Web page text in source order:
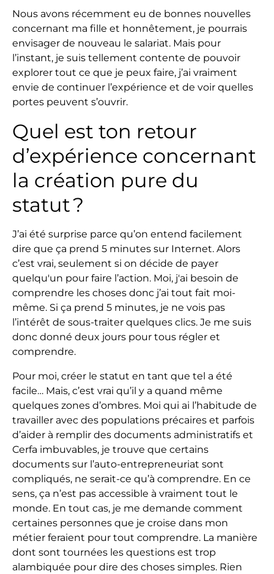
Nous avons récemment eu de bonnes nouvelles
concernant ma fille et honnêtement, je pourrais
envisager de nouveau le salariat. Mais pour
l’instant, je suis tellement contente de pouvoir
explorer tout ce que je peux faire, j’ai vraiment
envie de continuer l’expérience et de voir quelles
portes peuvent s’ouvrir.
Quel est ton retour
d’expérience concernant
la création pure du
statut ?
J’ai été surprise parce qu’on entend facilement
dire que ça prend 5 minutes sur Internet. Alors
c’est vrai, seulement si on décide de payer
quelqu'un pour faire l’action. Moi, j'ai besoin de
comprendre les choses donc j’ai tout fait moi-
même. Si ça prend 5 minutes, je ne vois pas
l’intérêt de sous-traiter quelques clics. Je me suis
donc donné deux jours pour tous régler et
comprendre.
Pour moi, créer le statut en tant que tel a été
facile… Mais, c’est vrai qu’il y a quand même
quelques zones d’ombres. Moi qui ai l’habitude de
travailler avec des populations précaires et parfois
d’aider à remplir des documents administratifs et
Cerfa imbuvables, je trouve que certains
documents sur l’auto-entrepreneuriat sont
compliqués, ne serait-ce qu’à comprendre. En ce
sens, ça n’est pas accessible à vraiment tout le
monde. En tout cas, je me demande comment
certaines personnes que je croise dans mon
métier feraient pour tout comprendre. La manière
dont sont tournées les questions est trop
alambiquée pour dire des choses simples. Rien